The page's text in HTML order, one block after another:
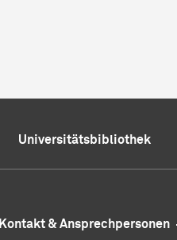
Universitätsbibliothek
Kontakt & Ansprechpersonen